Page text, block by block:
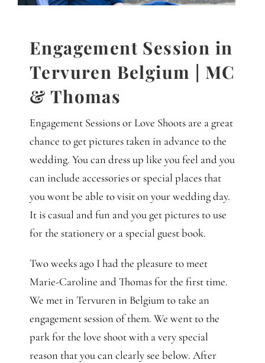
Schreiben
Engagement Session in
Tervuren Belgium | MC
& Thomas
Engagement Sessions or Love Shoots are a great
chance to get pictures taken in advance to the
wedding. You can dress up like you feel and you
can include accessories or special places that
you wont be able to visit on your wedding day.
It is casual and fun and you get pictures to use
for the stationery or a special guest book.
Two weeks ago I had the pleasure to meet
Marie-Caroline and Thomas for the first time.
We met in Tervuren in Belgium to take an
engagement session of them. We went to the
park for the love shoot with a very special
reason that you can clearly see below. After